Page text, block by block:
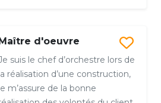
Maître d'oeuvre
suis le chef d’orchestre lors de
réalisation d’une construction,
m’assure de la bonne